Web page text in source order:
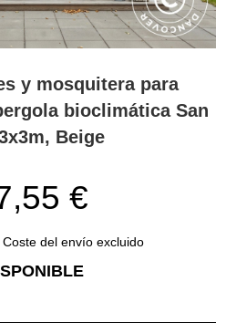
y mosquitera para
bioclimática San
Beige
€
Coste del envío excluido